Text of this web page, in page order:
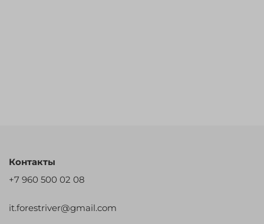
Контакты
+7 960 500 02 08
it.forestriver@gmail.com